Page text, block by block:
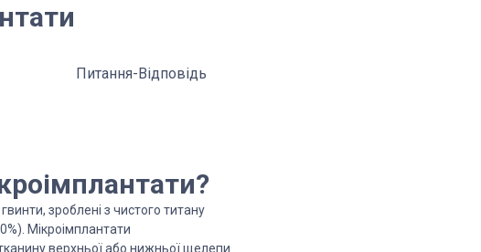
Питання-Відповідь
зроблені з чистого титану
Мікроімплантати
верхньої або нижньої щелепи